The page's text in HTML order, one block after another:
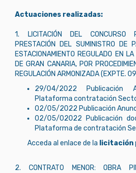
Actuaciones realizadas:
1. LICITACIÓN DEL CONCURSO
PRESTACIÓN DEL SUMINISTRO DE
ESTACIONAMIENTO REGULADO EN
DE GRAN CANARIA, POR
REGULACIÓN ARMONIZADA (EXPTE.
29/04/2022 Publicación
Plataforma contratación
02/05/2022 Publicación
02/05/02022 Publicación
Plataforma de contratación
Acceda al enlace de la licitación
2. CONTRATO MENOR: OBRA